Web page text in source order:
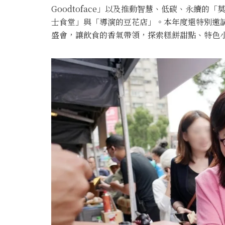
Goodtoface」以及推動智慧、低碳、永續的「
士食堂」與「導演的豆花店」。本年度還特別
盛會，讓飲食的香氣帶領，探索糕餅甜點、特色